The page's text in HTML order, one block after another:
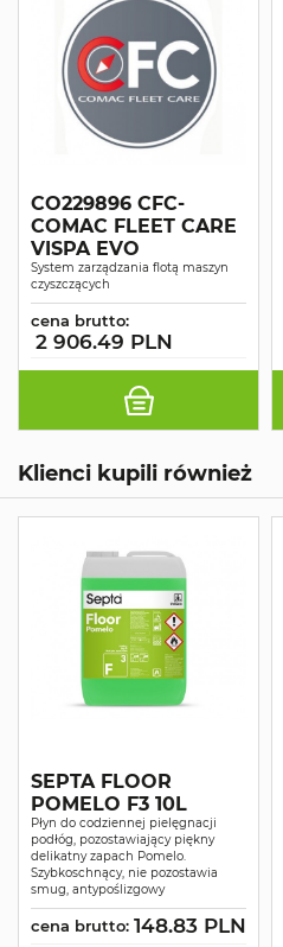
CO229896 CFC-
COMAC FLEET CARE
VISPA EVO
System zarządzania flotą maszyn
czyszczących
cena brutto:
2 906.49 PLN
Klienci kupili również
SEPTA FLOOR
POMELO F3 10L
Płyn do codziennej pielęgnacji
podłóg, pozostawiający piękny
delikatny zapach Pomelo.
Szybkoschnący, nie pozostawia
smug, antypoślizgowy
cena brutto: 148.83 PLN